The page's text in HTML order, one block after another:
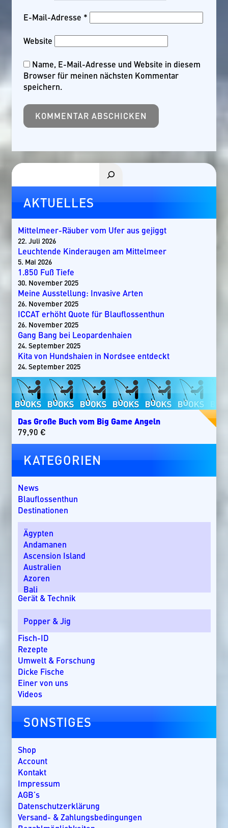
E-Mail-Adresse *
Website
Name, E-Mail-Adresse und Website in diesem
Browser für meinen nächsten Kommentar
speichern.
Suchen
AKTUELLES
Mittelmeer-Räuber vom Ufer aus gejiggt
22. Juli 2026
Leuchtende Kinderaugen am Mittelmeer
5. Mai 2026
1.850 Fuß Tiefe
30. November 2025
Meine Ausstellung: Invasive Arten
26. November 2025
ICCAT erhöht Quote für Blauflossenthun
26. November 2025
Gang Bang bei Leopardenhaien
24. September 2025
Kita von Hundshaien in Nordsee entdeckt
24. September 2025
Das Große Buch vom Big Game Angeln
79,90 €
KATEGORIEN
News
Blauflossenthun
Destinationen
Ägypten
Andamanen
Ascension Island
Australien
Azoren
Bali
Bom Bom Island
Costa Rica
Dänemark
Dominikanische Republik
Ebro-Delta
England
Florida
Griechenland
Guatemala
Kap Verde
Kenia
Kroatien
Kuba
Lakkadiven
Madagaskar
Malaysia
Malediven
Mallorca
Marokko
Gerät & Technik
Popper & Jig
Fisch-ID
Rezepte
Umwelt & Forschung
Dicke Fische
Einer von uns
Videos
SONSTIGES
Shop
Account
Kontakt
Impressum
AGB’s
Datenschutzerklärung
Versand- & Zahlungsbedingungen